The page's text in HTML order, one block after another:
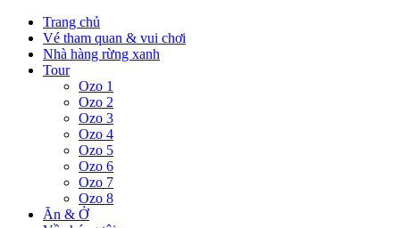
Trang chủ
Vé tham quan & vui chơi
Nhà hàng rừng xanh
Tour
Ozo 1
Ozo 2
Ozo 3
Ozo 4
Ozo 5
Ozo 6
Ozo 7
Ozo 8
Ăn & Ở